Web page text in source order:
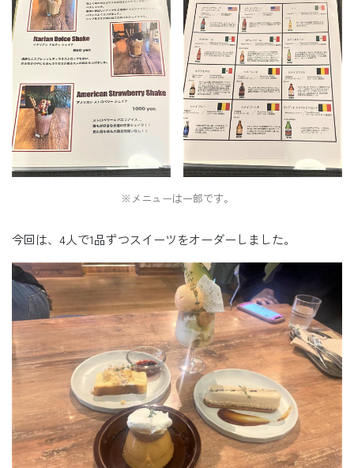
※メニューは一部です。
今回は、4人で1品ずつスイーツをオーダーしました。